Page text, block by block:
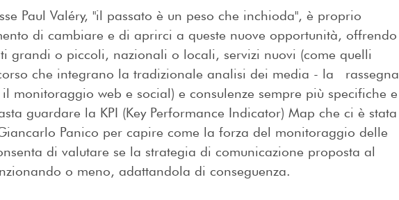
Paul Valéry, "il passato è un peso che inchioda", è proprio
di cambiare e di aprirci a queste nuove opportunità, offrendo
grandi o piccoli, nazionali o locali, servizi nuovi (come quelli
che integrano la tradizionale analisi dei media - la rassegna
monitoraggio web e social) e consulenze sempre più specifiche e
guardare la KPI (Key Performance Indicator) Map che ci è stata
Panico per capire come la forza del monitoraggio delle
di valutare se la strategia di comunicazione proposta al
o meno, adattandola di conseguenza.